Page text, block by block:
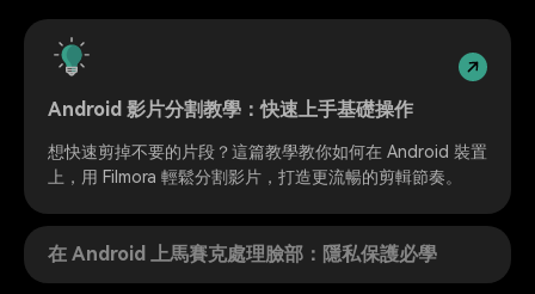
Android 影片分割教學：快速上手基礎操作
想快速剪掉不要的片段？這篇教學教你如何在 Android 裝置
上，用 Filmora 輕鬆分割影片，打造更流暢的剪輯節奏。
在 Android 上馬賽克處理臉部：隱私保護必學